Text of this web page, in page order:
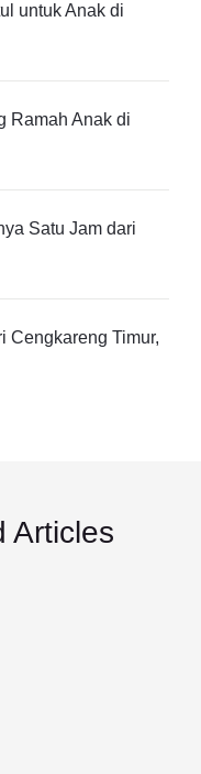
untuk Anak di
Ramah Anak di
Satu Jam dari
Cengkareng Timur,
Articles